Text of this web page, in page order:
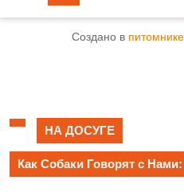
Создано в
НА ДОСУГЕ
Как Собаки Говорят с